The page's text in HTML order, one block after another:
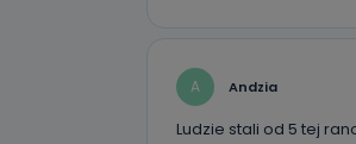
A Andzia
Ludzie stali od 5 tej rano